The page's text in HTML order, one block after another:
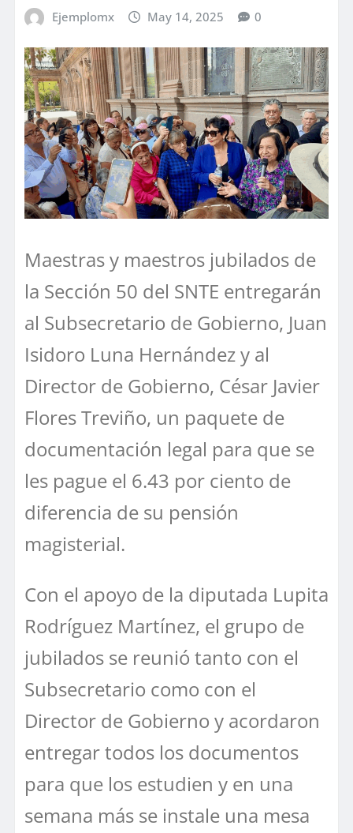
Ejemplomx May 14, 2025 0
Maestras y maestros jubilados de
la Sección 50 del SNTE entregarán
al Subsecretario de Gobierno, Juan
Isidoro Luna Hernández y al
Director de Gobierno, César Javier
Flores Treviño, un paquete de
documentación legal para que se
les pague el 6.43 por ciento de
diferencia de su pensión
magisterial.
Con el apoyo de la diputada Lupita
Rodríguez Martínez, el grupo de
jubilados se reunió tanto con el
Subsecretario como con el
Director de Gobierno y acordaron
entregar todos los documentos
para que los estudien y en una
semana más se instale una mesa